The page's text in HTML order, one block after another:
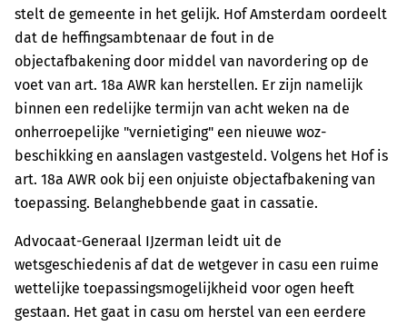
stelt de gemeente in het gelijk. Hof Amsterdam oordeelt
dat de heffingsambtenaar de fout in de
objectafbakening door middel van navordering op de
voet van art. 18a AWR kan herstellen. Er zijn namelijk
binnen een redelijke termijn van acht weken na de
onherroepelijke "vernietiging" een nieuwe woz-
beschikking en aanslagen vastgesteld. Volgens het Hof is
art. 18a AWR ook bij een onjuiste objectafbakening van
toepassing. Belanghebbende gaat in cassatie.
Advocaat-Generaal IJzerman leidt uit de
wetsgeschiedenis af dat de wetgever in casu een ruime
wettelijke toepassingsmogelijkheid voor ogen heeft
gestaan. Het gaat in casu om herstel van een eerdere